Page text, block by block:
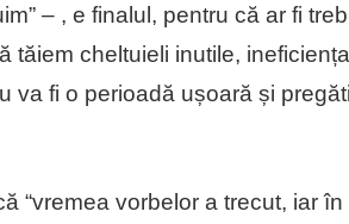
– , e finalul, pentru că ar fi
tăiem cheltuieli inutile,
va fi o perioadă ușoară și
“vremea vorbelor a trecut, iar